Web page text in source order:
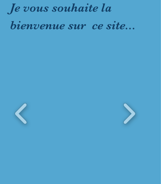
Je vous souhaite la
bienvenue sur ce site...